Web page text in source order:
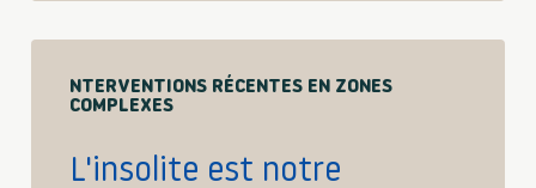
NTERVENTIONS RÉCENTES EN ZONES
COMPLEXES
L'insolite est notre